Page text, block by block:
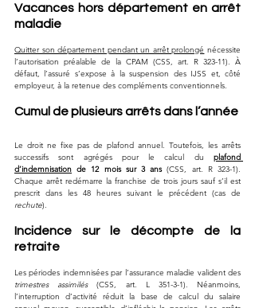
Vacances hors département en arrêt
maladie
Quitter son département pendant un arrêt prolongé nécessite
l’autorisation préalable de la CPAM (CSS, art. R 323-11). À
défaut, l’assuré s’expose à la suspension des IJSS et, côté
employeur, à la retenue des compléments conventionnels.
Cumul de plusieurs arrêts dans l’année
Le droit ne fixe pas de plafond annuel. Toutefois, les arrêts
successifs sont agrégés pour le calcul du plafond
d’indemnisation de 12 mois sur 3 ans (CSS, art. R 323-1).
Chaque arrêt redémarre la franchise de trois jours sauf s’il est
rechute).
Incidence sur le décompte de la
retraite
trimestres assimilés (CSS, art. L 351-3-1). Néanmoins,
l’interruption d’activité réduit la base de calcul du salaire